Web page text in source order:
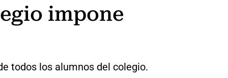
impone
todos los alumnos del colegio.